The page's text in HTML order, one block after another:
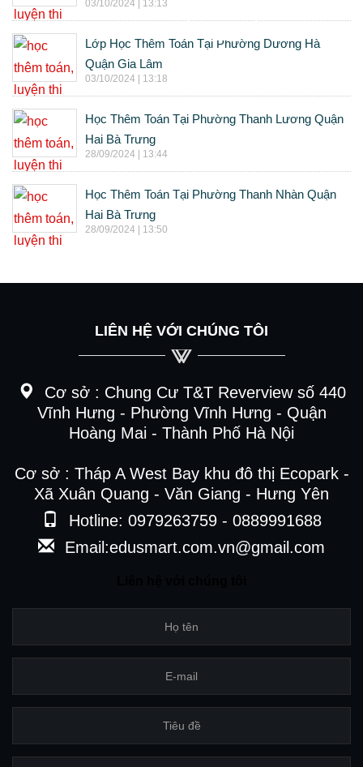
03/10/2024 | 13:13
Lớp Học Thêm Toán Tại Phường Dương Hà
Quận Gia Lâm
03/10/2024 | 13:18
Học Thêm Toán Tại Phường Thanh Lương Quận
Hai Bà Trưng
28/09/2024 | 13:44
Học Thêm Toán Tại Phường Thanh Nhàn Quận
Hai Bà Trưng
28/09/2024 | 13:50
LIÊN HỆ VỚI CHÚNG TÔI
Cơ sở : Chung Cư T&T Reverview số 440
Vĩnh Hưng - Phường Vĩnh Hưng - Quận
Hoàng Mai - Thành Phố Hà Nội
Cơ sở : Tháp A West Bay khu đô thị Ecopark -
Xã Xuân Quang - Văn Giang - Hưng Yên
Hotline: 0979263759 - 0889991688
Email:edusmart.com.vn@gmail.com